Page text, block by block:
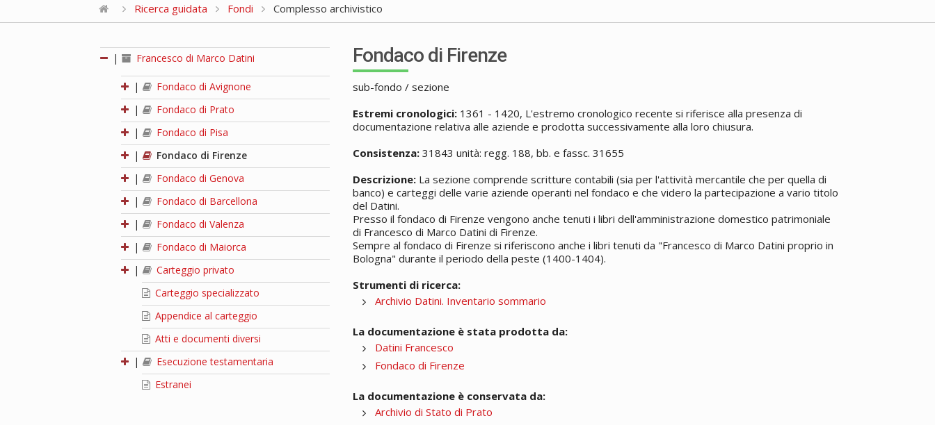
Ricerca guidata Fondi Complesso archivistico
| Francesco di Marco Datini
|
Fondaco di Avignone
|
Fondaco di Prato
|
Fondaco di Pisa
|
Fondaco di Firenze
|
Fondaco di Genova
|
Fondaco di Barcellona
|
Fondaco di Valenza
|
Fondaco di Maiorca
|
Carteggio privato
Carteggio specializzato
Appendice al carteggio
Atti e documenti diversi
|
Esecuzione testamentaria
Estranei
Fondaco di Firenze
sub-fondo / sezione
Estremi cronologici: 1361 - 1420, L'estremo cronologico recente si riferisce alla presenza di
documentazione relativa alle aziende e prodotta successivamente alla loro chiusura.
Consistenza: 31843 unità: regg. 188, bb. e fassc. 31655
Descrizione: La sezione comprende scritture contabili (sia per l'attività mercantile che per quella di
banco) e carteggi delle varie aziende operanti nel fondaco e che videro la partecipazione a vario titolo
del Datini.
Presso il fondaco di Firenze vengono anche tenuti i libri dell'amministrazione domestico patrimoniale
di Francesco di Marco Datini di Firenze.
Sempre al fondaco di Firenze si riferiscono anche i libri tenuti da "Francesco di Marco Datini proprio in
Bologna" durante il periodo della peste (1400-1404).
Strumenti di ricerca:
Archivio Datini. Inventario sommario
La documentazione è stata prodotta da:
Datini Francesco
Fondaco di Firenze
La documentazione è conservata da:
Archivio di Stato di Prato